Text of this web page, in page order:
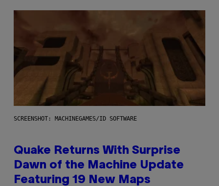
SCREENSHOT: MACHINEGAMES/ID SOFTWARE
Quake Returns With Surprise
Dawn of the Machine Update
Featuring 19 New Maps